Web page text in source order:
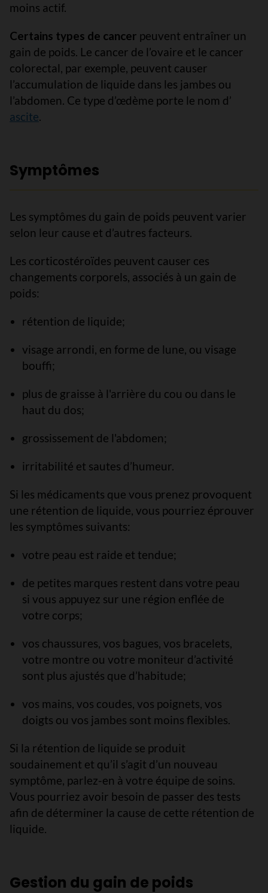
moins actif.
Certains types de cancer peuvent entraîner un
gain de poids. Le cancer de l’ovaire et le cancer
colorectal, par exemple, peuvent causer
l’accumulation de liquide dans les jambes ou
l’abdomen. Ce type d’œdème porte le nom d’
ascite.
Symptômes
Les symptômes du gain de poids peuvent varier
selon leur cause et d’autres facteurs.
Les corticostéroïdes peuvent causer ces
changements corporels, associés à un gain de
poids:
rétention de liquide;
visage arrondi, en forme de lune, ou visage
bouffi;
plus de graisse à l'arrière du cou ou dans le
haut du dos;
grossissement de l'abdomen;
irritabilité et sautes d’humeur.
Si les médicaments que vous prenez provoquent
une rétention de liquide, vous pourriez éprouver
les symptômes suivants:
votre peau est raide et tendue;
de petites marques restent dans votre peau
si vous appuyez sur une région enflée de
votre corps;
vos chaussures, vos bagues, vos bracelets,
votre montre ou votre moniteur d’activité
sont plus ajustés que d’habitude;
vos mains, vos coudes, vos poignets, vos
doigts ou vos jambes sont moins flexibles.
Si la rétention de liquide se produit
soudainement et qu’il s’agit d’un nouveau
symptôme, parlez-en à votre équipe de soins.
Vous pourriez avoir besoin de passer des tests
afin de déterminer la cause de cette rétention de
liquide.
Gestion du gain de poids